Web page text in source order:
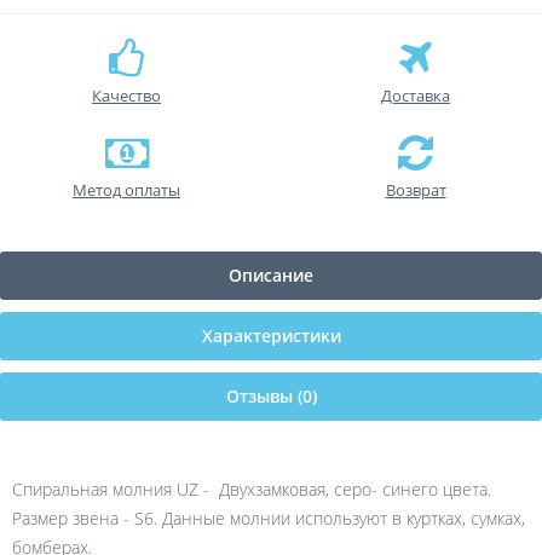
Качество Доставка
Метод оплаты Возврат
Описание
Характеристики
Отзывы (0)
Спиральная молния UZ - Двухзамковая, серо- синего цвета.
Размер звена - S6. Данные молнии используют в куртках, сумках,
бомберах.